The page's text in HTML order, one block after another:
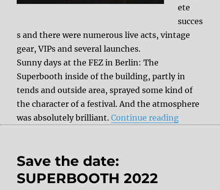
ete
succes
s and there were numerous live acts, vintage
gear, VIPs and several launches.
Sunny days at the FEZ in Berlin: The
Superbooth inside of the building, partly in
tends and outside area, sprayed some kind of
the character of a festival. And the atmosphere
was absolutely brilliant.Continue reading
Save the date:
SUPERBOOTH 2022